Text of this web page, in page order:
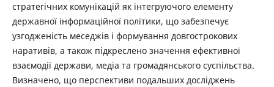
стратегічних комунікацій як інтегруючого елементу
державної інформаційної політики, що забезпечує
узгодженість меседжів і формування довгострокових
наративів, а також підкреслено значення ефективної
взаємодії держави, медіа та громадянського суспільства.
Визначено, що перспективи подальших досліджень